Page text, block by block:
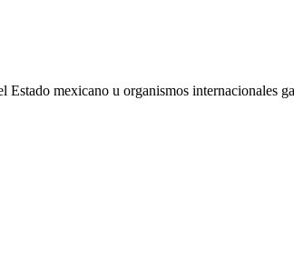
mexicano u organismos internacionales